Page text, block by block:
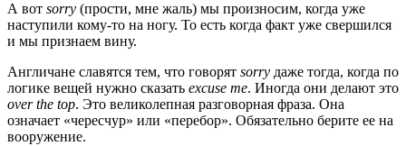
А вот sorry (прости, мне жаль) мы произносим, когда уже
наступили кому-то на ногу. То есть когда факт уже свершился
и мы признаем вину.
Англичане славятся тем, что говорят sorry даже тогда, когда по
логике вещей нужно сказать excuse me. Иногда они делают это
over the top. Это великолепная разговорная фраза. Она
означает «чересчур» или «перебор». Обязательно берите ее на
вооружение.